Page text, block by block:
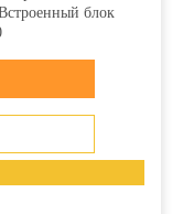
блок